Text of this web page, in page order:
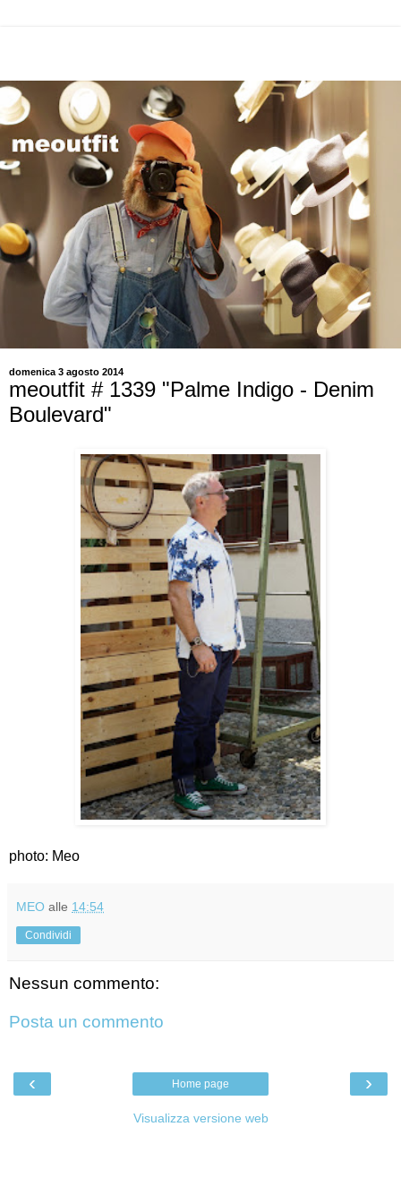
domenica 3 agosto 2014
meoutfit # 1339 "Palme Indigo - Denim
Boulevard"
photo: Meo
MEO alle 14:54
Condividi
Nessun commento:
Posta un commento
‹ ›
Home page
Visualizza versione web